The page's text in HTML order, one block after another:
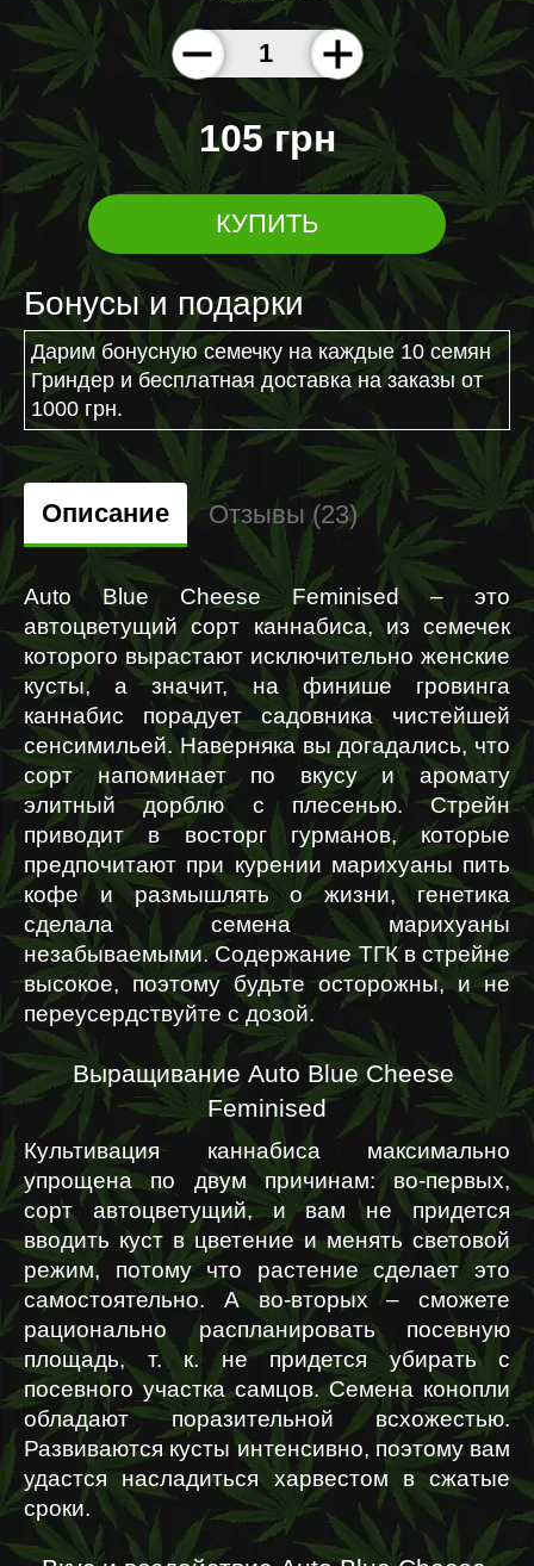
105 грн
КУПИТЬ
Бонусы и подарки
Дарим бонусную семечку на каждые 10 семян
Гриндер и бесплатная доставка на заказы от
1000 грн.
Описание Отзывы (23)
Auto Blue Cheese Feminised – это
автоцветущий сорт каннабиса, из семечек
которого вырастают исключительно женские
кусты, а значит, на финише гровинга
каннабис порадует садовника чистейшей
сенсимильей. Наверняка вы догадались, что
сорт напоминает по вкусу и аромату
элитный дорблю с плесенью. Стрейн
приводит в восторг гурманов, которые
предпочитают при курении марихуаны пить
кофе и размышлять о жизни, генетика
сделала семена марихуаны
незабываемыми. Содержание ТГК в стрейне
высокое, поэтому будьте осторожны, и не
переусердствуйте с дозой.
Выращивание Auto Blue Cheese
Feminised
Культивация каннабиса максимально
упрощена по двум причинам: во-первых,
сорт автоцветущий, и вам не придется
вводить куст в цветение и менять световой
режим, потому что растение сделает это
самостоятельно. А во-вторых – сможете
рационально распланировать посевную
площадь, т. к. не придется убирать с
посевного участка самцов. Семена конопли
обладают поразительной всхожестью.
Развиваются кусты интенсивно, поэтому вам
удастся насладиться харвестом в сжатые
сроки.